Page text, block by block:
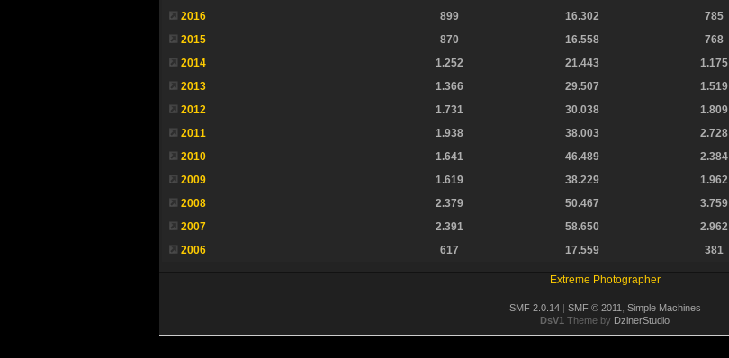
2016
899 16.302 785
2015
870 16.558 768
2014
1.252 21.443 1.175
2013
1.366 29.507 1.519
2012
1.731 30.038 1.809
2011
1.938 38.003 2.728
2010
1.641 46.489 2.384
2009
1.619 38.229 1.962
2008
2.379 50.467 3.759
2007
2.391 58.650 2.962
2006
617 17.559 381
Extreme Photographer
SMF 2.0.14| SMF © 2011
Simple Machines
DsV1 Theme by DzinerStudio